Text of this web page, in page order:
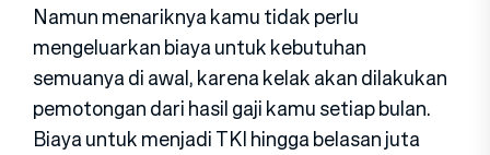
Namun menariknya kamu tidak perlu
mengeluarkan biaya untuk kebutuhan
semuanya di awal, karena kelak akan dilakukan
pemotongan dari hasil gaji kamu setiap bulan.
Biaya untuk menjadi TKI hingga belasan juta